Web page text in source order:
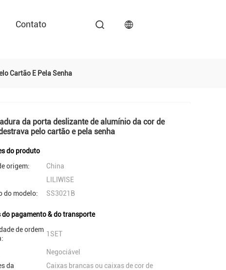
Contato
Cartão E Pela Senha
da porta deslizante de alumínio da cor de
pelo cartão e pela senha
do produto
origem:
China
LILIWISE
do modelo:
SS3021B
do pagamento & do transporte
de ordem
1SET
Negociável
da
Caixas brancas ou caixas de cor de